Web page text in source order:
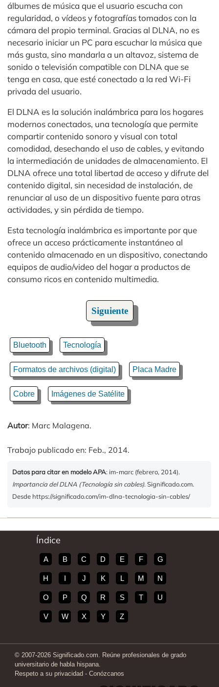
álbumes de música que el usuario escucha con
regularidad, o vídeos y fotografías tomados con la
cámara del propio terminal. Gracias al DLNA, no es
necesario iniciar un PC para escuchar la música que
más gusta, sino mandarla a un altavoz, sistema de
sonido o televisión compatible con DLNA que se
tenga en casa, que esté conectado a la red Wi-Fi
privada del usuario.
El DLNA es la solución inalámbrica para los hogares
modernos conectados, una tecnología que permite
compartir contenido sonoro y visual con total
comodidad, desechando el uso de cables, y evitando
la intermediación de unidades de almacenamiento. El
DLNA ofrece una total libertad de acceso y difrute del
contenido digital, sin necesidad de instalación, de
renunciar al uso de un dispositivo fuente para otras
actividades, y sin pérdida de tiempo.
Esta tecnología inalámbrica es importante por que
ofrece un acceso prácticamente instantáneo al
contenido almacenado en un dispositivo, conectando
equipos de audio/video del hogar a productos de
consumo ricos en contenido multimedia.
Siguiente
Bluetooth Tecnología
Formatos de archivos (digital) Placa Madre
Cobre Imágenes de Satélite
Autor: Marc Malagena.
Trabajo publicado en: Feb., 2014.
Datos para citar en modelo APA: im-marc (febrero, 2014).
Importancia del DLNA (Tecnología sin cables). Significado.com.
Desde https://significado.com/im-dlna-tecnologia-sin-cables/
Índice
A B C D E F G
H I J K L M N
O P Q R S T U
V W X Y Z
© 2007-2026 Significado.com. Reúne profesionales de grado
universitario de habla hispana.
Respeto a su privacidad - Conózcanos